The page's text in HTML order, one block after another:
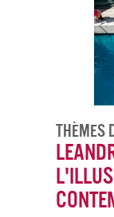
Thèmes